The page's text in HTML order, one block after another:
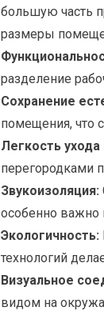
большую часть
размеры
разделение
Сохранение
помещения, что
Легкость ухода
перегородками
Звукоизоляция:
особенно
Экологичность:
технологий
Визуальное
видом на